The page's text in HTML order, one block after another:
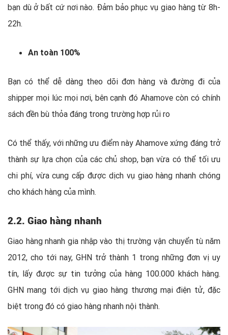
bạn dù ở bất cứ nơi nào. Đảm bảo phục vụ giao hàng từ 8h-
22h.
An toàn 100%
Bạn có thể dễ dàng theo dõi đơn hàng và đường đi của
shipper mọi lúc mọi nơi, bên cạnh đó Ahamove còn có chính
sách đền bù thỏa đáng trong trường hợp rủi ro
Có thể thấy, với những ưu điểm này Ahamove xứng đáng trở
thành sự lựa chọn của các chủ shop, bạn vừa có thể tối ưu
chi phí, vừa cung cấp được dịch vụ giao hàng nhanh chóng
cho khách hàng của mình.
2.2. Giao hàng nhanh
Giao hàng nhanh gia nhập vào thị trường vận chuyển tù năm
2012, cho tới nay, GHN trở thành 1 trong những đơn vị uy
tín, lấy được sự tin tưởng của hàng 100.000 khách hàng.
GHN mang tới dịch vụ giao hàng thương mại điện tử, đặc
biệt trong đó có giao hàng nhanh nội thành.